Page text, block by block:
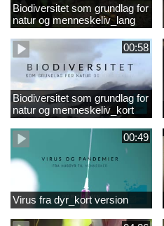
Biodiversitet som grundlag for
natur og menneskeliv_lang
version
00:58
Biodiversitet som grundlag for
natur og menneskeliv_kort
version
00:49
Virus fra dyr_kort version